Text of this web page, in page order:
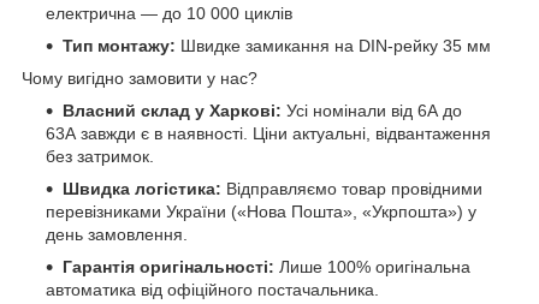
електрична — до 10 000 циклів
Тип монтажу: Швидке замикання на DIN-рейку 35 мм
Чому вигідно замовити у нас?
Власний склад у Харкові: Усі номінали від 6А до
63А завжди є в наявності. Ціни актуальні, відвантаження
без затримок.
Швидка логістика: Відправляємо товар провідними
перевізниками України («Нова Пошта», «Укрпошта») у
день замовлення.
Гарантія оригінальності: Лише 100% оригінальна
автоматика від офіційного постачальника.